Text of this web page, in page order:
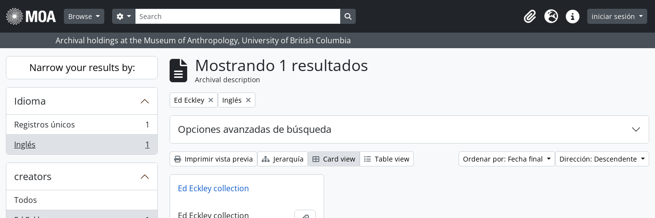
Skip to main content
Browse
Búsqueda
Search options Search in browse page
Clipboard
Idioma Enlaces rápidos
iniciar sesión
Archival holdings at the Museum of Anthropology, University of British Columbia
Narrow your results by:
Idioma
Registros únicos
, 1 resultados
1
Inglés
, 1 resultados 1
creators
Todos
Mostrando 1 resultados
Archival description
Remove filter:
Ed Eckley Remove filter:
Inglés
Opciones avanzadas de búsqueda
Imprimir vista previa Jerarquía Card view Table view Ordenar por: Fecha final Dirección: Descendente
Ed Eckley collection
Ed Eckley collection